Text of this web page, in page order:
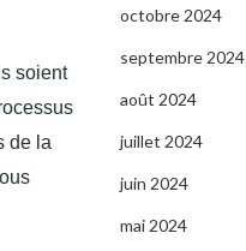
soient
de la
octobre 2024
septembre 2024
août 2024
juillet 2024
juin 2024
mai 2024